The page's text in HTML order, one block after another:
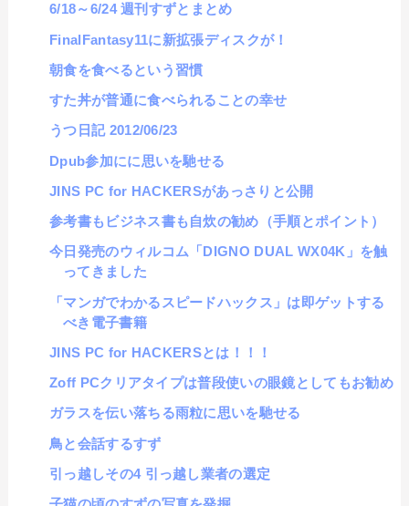
6/18～6/24 週刊すずとまとめ
FinalFantasy11に新拡張ディスクが！
朝食を食べるという習慣
すた丼が普通に食べられることの幸せ
うつ日記 2012/06/23
Dpub参加にに思いを馳せる
JINS PC for HACKERSがあっさりと公開
参考書もビジネス書も自炊の勧め（手順とポイント）
今日発売のウィルコム「DIGNO DUAL WX04K」を触
ってきました
「マンガでわかるスピードハックス」は即ゲットする
べき電子書籍
JINS PC for HACKERSとは！！！
Zoff PCクリアタイプは普段使いの眼鏡としてもお勧め
ガラスを伝い落ちる雨粒に思いを馳せる
鳥と会話するすず
引っ越しその4 引っ越し業者の選定